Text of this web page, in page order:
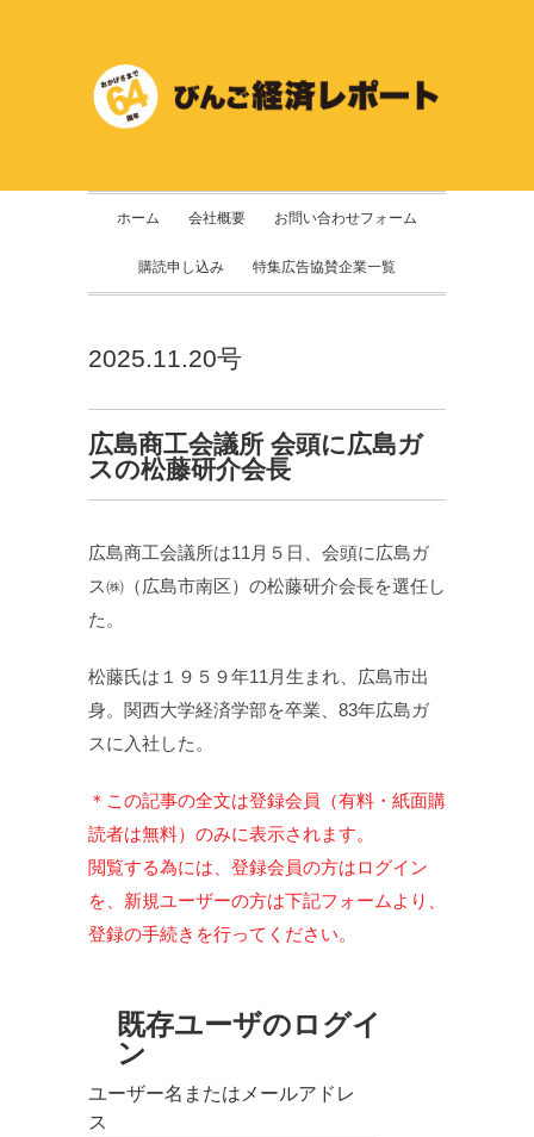
ホーム 会社概要 お問い合わせフォーム
購読申し込み 特集広告協賛企業一覧
2025.11.20号
広島商工会議所 会頭に広島ガ
スの松藤研介会長
広島商工会議所は11月５日、会頭に広島ガ
ス㈱（広島市南区）の松藤研介会長を選任し
た。
松藤氏は１９５９年11月生まれ、広島市出
身。関西大学経済学部を卒業、83年広島ガ
スに入社した。
＊この記事の全文は登録会員（有料・紙面購
読者は無料）のみに表示されます。
閲覧する為には、登録会員の方はログイン
を、新規ユーザーの方は下記フォームより、
登録の手続きを行ってください。
既存ユーザのログイ
ン
ユーザー名またはメールアドレ
ス